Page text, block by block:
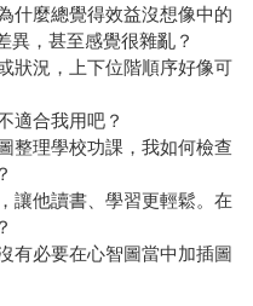
什麼總覺得效益沒想像中的
異，甚至感覺很雜亂？
狀況，上下位階順序好像可
適合我用吧？
整理學校功課，我如何檢查
讓他讀書、學習更輕鬆。在
有必要在心智圖當中加插圖